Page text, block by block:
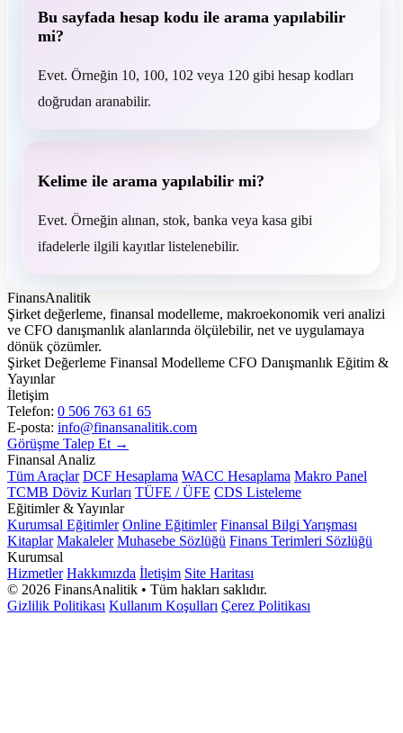
Bu sayfada hesap kodu ile arama yapılabilir
mi?
Evet. Örneğin 10, 100, 102 veya 120 gibi hesap kodları
doğrudan aranabilir.
Kelime ile arama yapılabilir mi?
Evet. Örneğin alınan, stok, banka veya kasa gibi
ifadelerle ilgili kayıtlar listelenebilir.
FinansAnalitik
Şirket değerleme, finansal modelleme, makroekonomik veri analizi
ve CFO danışmanlık alanlarında ölçülebilir, net ve uygulamaya
dönük çözümler.
Şirket Değerleme Finansal Modelleme CFO Danışmanlık Eğitim &
Yayınlar
İletişim
Telefon: 0 506 763 61 65
E-posta: info@finansanalitik.com
Görüşme Talep Et →
Finansal Analiz
Tüm Araçlar DCF Hesaplama WACC Hesaplama Makro Panel
TCMB Döviz Kurları TÜFE / ÜFE CDS Listeleme
Eğitimler & Yayınlar
Kurumsal Eğitimler Online Eğitimler Finansal Bilgi Yarışması
Kitaplar Makaleler Muhasebe Sözlüğü Finans Terimleri Sözlüğü
Kurumsal
Hizmetler Hakkımızda İletişim Site Haritası
© 2026 FinansAnalitik • Tüm hakları saklıdır.
Gizlilik Politikası Kullanım Koşulları Çerez Politikası